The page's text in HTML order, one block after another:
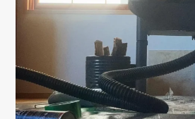
WORKS
読
SHOP INFO
店舗情報
08
お